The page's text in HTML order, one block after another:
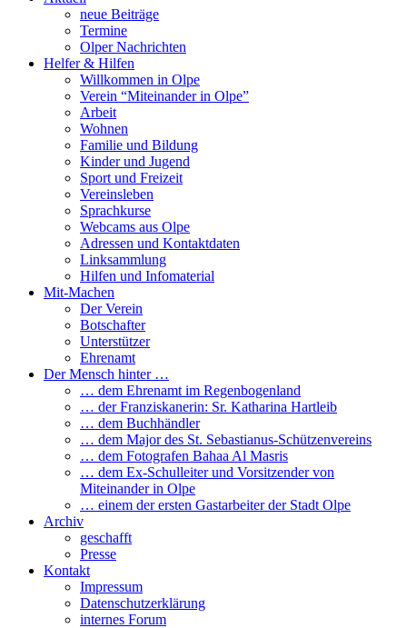
neue Beiträge
Termine
Olper Nachrichten
Helfer & Hilfen
Willkommen in Olpe
Verein “Miteinander in Olpe”
Arbeit
Wohnen
Familie und Bildung
Kinder und Jugend
Sport und Freizeit
Vereinsleben
Sprachkurse
Webcams aus Olpe
Adressen und Kontaktdaten
Linksammlung
Hilfen und Infomaterial
Mit-Machen
Der Verein
Botschafter
Unterstützer
Ehrenamt
Der Mensch hinter …
… dem Ehrenamt im Regenbogenland
… der Franziskanerin: Sr. Katharina Hartleib
… dem Buchhändler
… dem Major des St. Sebastianus-Schützenvereins
… dem Fotografen Bahaa Al Masris
… dem Ex-Schulleiter und Vorsitzender von
Miteinander in Olpe
… einem der ersten Gastarbeiter der Stadt Olpe
Archiv
geschafft
Presse
Kontakt
Impressum
Datenschutzerklärung
internes Forum